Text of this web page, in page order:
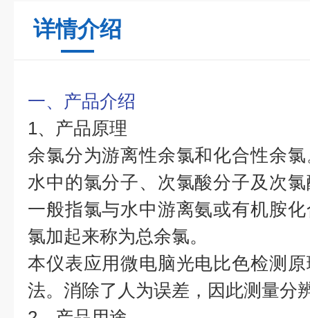
详情介绍
一、产品介绍
1、产品原理
余氯分为游离性余氯和化合性余
水中的氯分子、次氯酸分子及次
一般指氯与水中游离氨或有机胺
氯加起来称为总余氯。
本仪表应用微电脑光电比色检测
法。消除了人为误差，因此测量分